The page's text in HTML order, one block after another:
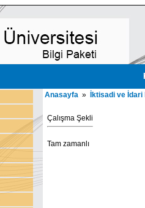
Anasayfa » İktisadi ve
Çalışma Şekli
Tam zamanlı